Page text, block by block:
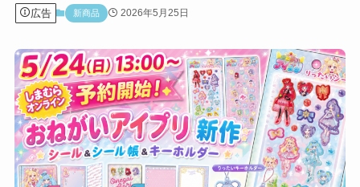
広告 新商品 2026年5月25日